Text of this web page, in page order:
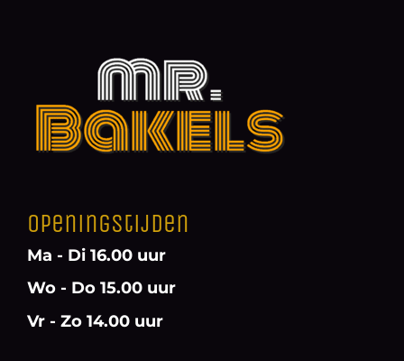
Openingstijden
Ma - Di 16.00 uur
Wo - Do 15.00 uur
Vr - Zo 14.00 uur